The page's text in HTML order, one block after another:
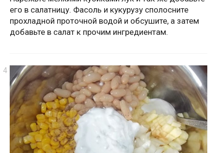
его в салатницу. Фасоль и кукурузу сполосните
прохладной проточной водой и обсушите, а затем
добавьте в салат к прочим ингредиентам.